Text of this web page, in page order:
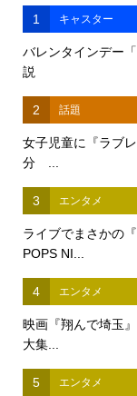
1 キャスター
バレンタインデー
説
2 話題
女子児童に『ラブ
分 ...
3 エンタメ
ライブでまさかの
POPS NI...
4 エンタメ
映画『翔んで埼玉
大集...
5 エンタメ